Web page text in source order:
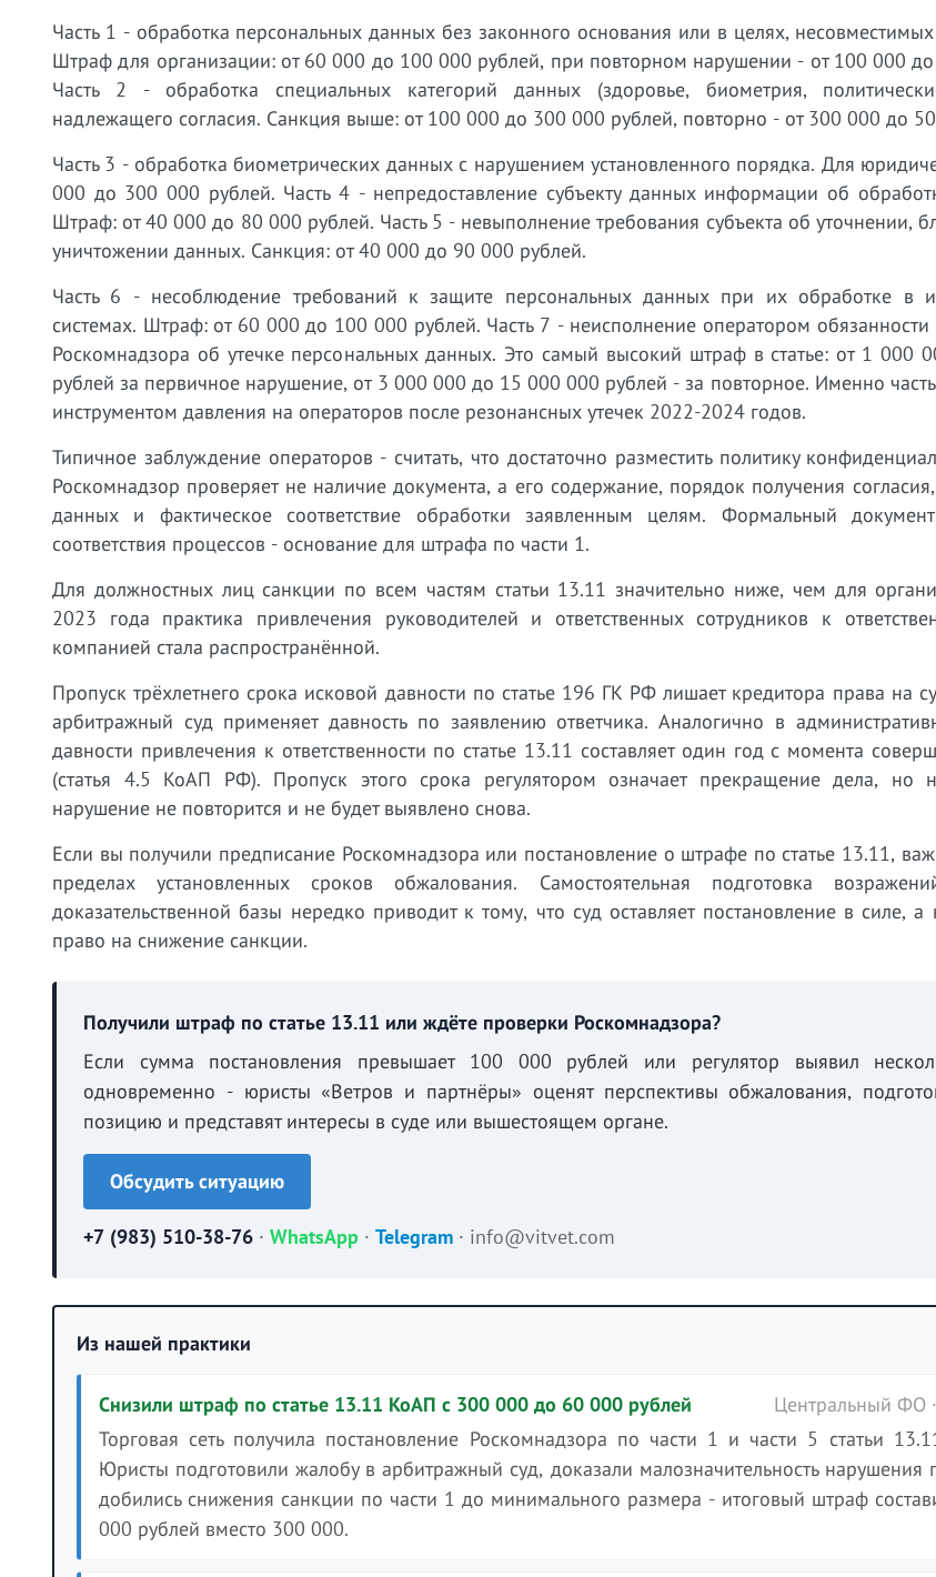
Часть 1 - обработка персональных данных без законного основания или в целях,
Штраф для организации: от 60 000 до 100 000 рублей, при повторном нарушении - от 100 000
Часть 2 - обработка специальных категорий данных (здоровье, биометрия,
надлежащего согласия. Санкция выше: от 100 000 до 300 000 рублей, повторно - от 300 000 до
Часть 3 - обработка биометрических данных с нарушением установленного порядка. Для
000 до 300 000 рублей. Часть 4 - непредоставление субъекту данных информации об
Штраф: от 40 000 до 80 000 рублей. Часть 5 - невыполнение требования субъекта об уточнении,
уничтожении данных. Санкция: от 40 000 до 90 000 рублей.
Часть 6 - несоблюдение требований к защите персональных данных при их обработке в
системах. Штраф: от 60 000 до 100 000 рублей. Часть 7 - неисполнение оператором
Роскомнадзора об утечке персональных данных. Это самый высокий штраф в статье: от 1 000
рублей за первичное нарушение, от 3 000 000 до 15 000 000 рублей - за повторное. Именно
инструментом давления на операторов после резонансных утечек 2022-2024 годов.
Типичное заблуждение операторов - считать, что достаточно разместить политику
Роскомнадзор проверяет не наличие документа, а его содержание, порядок получения
данных и фактическое соответствие обработки заявленным целям. Формальный
соответствия процессов - основание для штрафа по части 1.
Для должностных лиц санкции по всем частям статьи 13.11 значительно ниже, чем для
2023 года практика привлечения руководителей и ответственных сотрудников к
компанией стала распространённой.
Пропуск трёхлетнего срока исковой давности по статье 196 ГК РФ лишает кредитора права на
арбитражный суд применяет давность по заявлению ответчика. Аналогично в
давности привлечения к ответственности по статье 13.11 составляет один год с момента
(статья 4.5 КоАП РФ). Пропуск этого срока регулятором означает прекращение дела, но
нарушение не повторится и не будет выявлено снова.
Если вы получили предписание Роскомнадзора или постановление о штрафе по статье 13.11,
пределах установленных сроков обжалования. Самостоятельная подготовка
доказательственной базы нередко приводит к тому, что суд оставляет постановление в силе, а
право на снижение санкции.
Получили штраф по статье 13.11 или ждёте проверки Роскомнадзора?
Если сумма постановления превышает 100 000 рублей или регулятор выявил
одновременно - юристы «Ветров и партнёры» оценят перспективы обжалования,
позицию и представят интересы в суде или вышестоящем органе.
Обсудить ситуацию
+7 (983) 510-38-76 · WhatsApp · Telegram · info@vitvet.com
Из нашей практики
Снизили штраф по статье 13.11 КоАП с 300 000 до 60 000 рублей
Центральный ФО
Торговая сеть получила постановление Роскомнадзора по части 1 и части 5 статьи
Юристы подготовили жалобу в арбитражный суд, доказали малозначительность нарушения
добились снижения санкции по части 1 до минимального размера - итоговый штраф
000 рублей вместо 300 000.